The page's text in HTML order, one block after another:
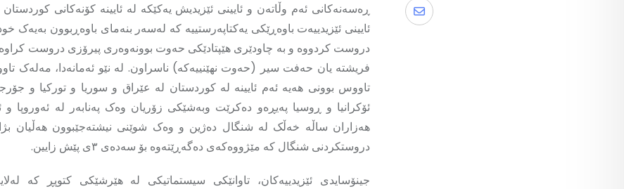
ڕەسەنەکانی ئەم وڵاتەن و ئایینی ئێزیدیش یەکێکە لە ئایینە کۆنەکانی کوردستان
ئایینی ئێزیدییەت باوەڕێکی یەکتاپەرستییە کە لەسەر بنەمای باوەڕبوون بەیەک
دروست کردووە و بە چاودێری ھێپتادێکی حەوت بوونەوەری پیرۆزی دروست
فریشتە یان حەفت سیر (حەوت نھێنییەکە) ناسراون. لە نێو ئەمانەدا، مەلەک
تاووس بوونی ھەیە ئەم ئایینە لە کوردستان لە عێراق و سوریا و تورکیا و
ئۆکرانیا و ڕوسیا پەیڕەو دەکرێت وبەشێکی زۆریان وەک پەنابەر لە ئەوروپا و
هەزاران ساڵە خەڵک لە شنگال دەژین و وەک شوێنی نیشتەجێبوون هەڵیان
دروستکردنی شنگال کە مێژووەکەی دەگەڕێتەوە بۆ سەدەی ٣ی پێش زایین.
جینۆسایدی ئێزیدییەکان، تاوانێکی سیستماتیکی لە هێرشێکی کتوپڕ کە